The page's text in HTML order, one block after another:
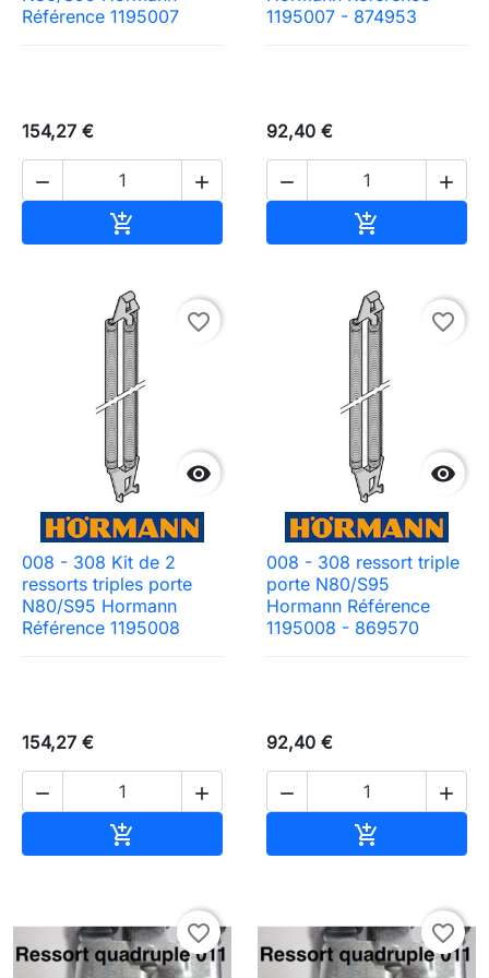
Référence 1195007
154,27 €
 

1195007 - 874953
92,40 €
 


favorite_border
008 - 308 Kit de 2
ressorts triples porte
N80/S95 Hormann
Référence 1195008
154,27 €
 


favorite_border
008 - 308 ressort triple
porte N80/S95
Hormann Référence
1195008 - 869570
92,40 €
 

favorite_border favorite_border